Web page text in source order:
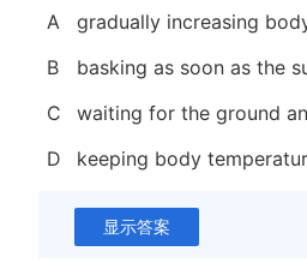
A
gradually increasing
B
basking as soon as the
C
waiting for the ground
D
keeping body
显示答案